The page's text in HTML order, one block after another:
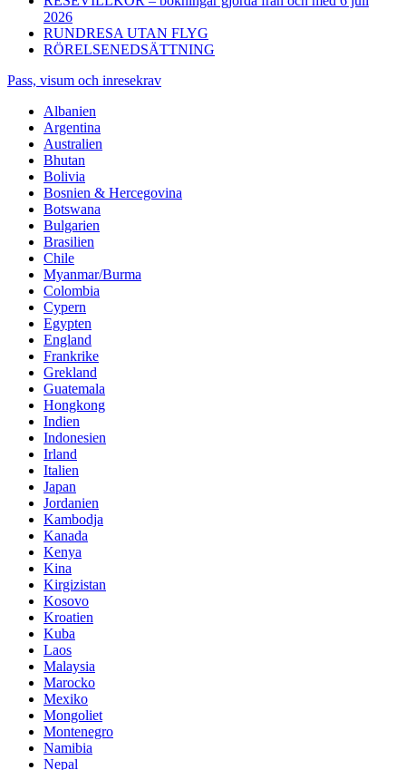
2026
RUNDRESA UTAN FLYG
RÖRELSENEDSÄTTNING
Pass, visum och inresekrav
Albanien
Argentina
Australien
Bhutan
Bolivia
Bosnien & Hercegovina
Botswana
Bulgarien
Brasilien
Chile
Myanmar/Burma
Colombia
Cypern
Egypten
England
Frankrike
Grekland
Guatemala
Hongkong
Indien
Indonesien
Irland
Italien
Japan
Jordanien
Kambodja
Kanada
Kenya
Kina
Kirgizistan
Kosovo
Kroatien
Kuba
Laos
Malaysia
Marocko
Mexiko
Mongoliet
Montenegro
Namibia
Nepal